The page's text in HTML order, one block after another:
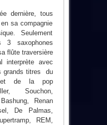
dernière, tous
sa compagnie
Seulement
3 saxophones
flûte traversière
interprète avec
grands titres du
et de la pop
Souchon,
Renan
De Palmas,
REM,